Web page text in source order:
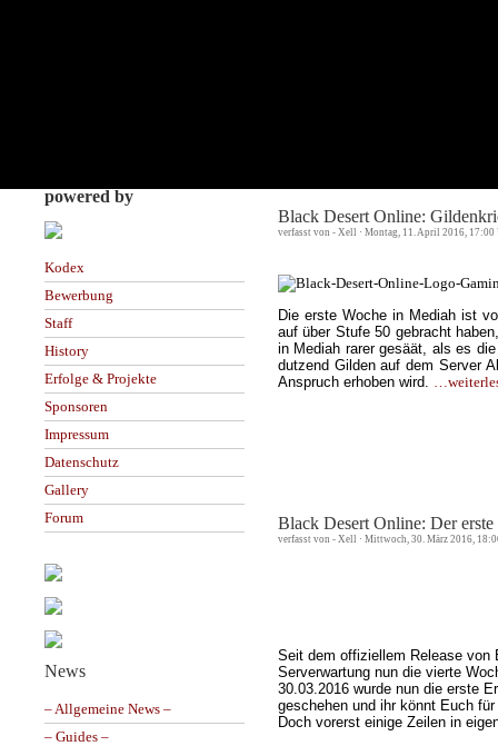
powered by
Kodex
Bewerbung
Staff
History
Erfolge & Projekte
Sponsoren
Impressum
Datenschutz
Gallery
Forum
News
– Allgemeine News –
– Guides –
Black Desert Online:
verfasst von - Xell · Montag, 11. April 2016, 17:00
Die erste Woche in Mediah ist
auf über Stufe 50 gebracht
in Mediah rarer gesäät, als es
dutzend Gilden auf dem Server
Anspruch erhoben wird.
Black Desert Online: Der
verfasst von - Xell · Mittwoch, 30. März 2016,
Seit dem offiziellem Release von
Serverwartung nun die vierte
30.03.2016 wurde nun die erste
geschehen und ihr könnt Euch
Doch vorerst einige Zeilen in